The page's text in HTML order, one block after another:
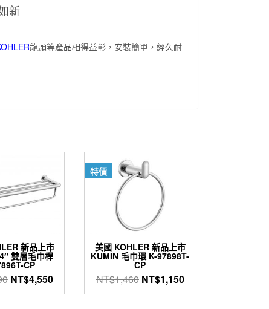
新
龍頭等產品相得益彰，安裝簡單，經久耐
新品上市
雙層毛巾桿
CP
原
始
NT$4,550目
前
特價
美國 KOHLER 新品上市
KUMIN 毛巾環 K-97898T-
CP
NT$1,460 原
始
NT$1,150目
前